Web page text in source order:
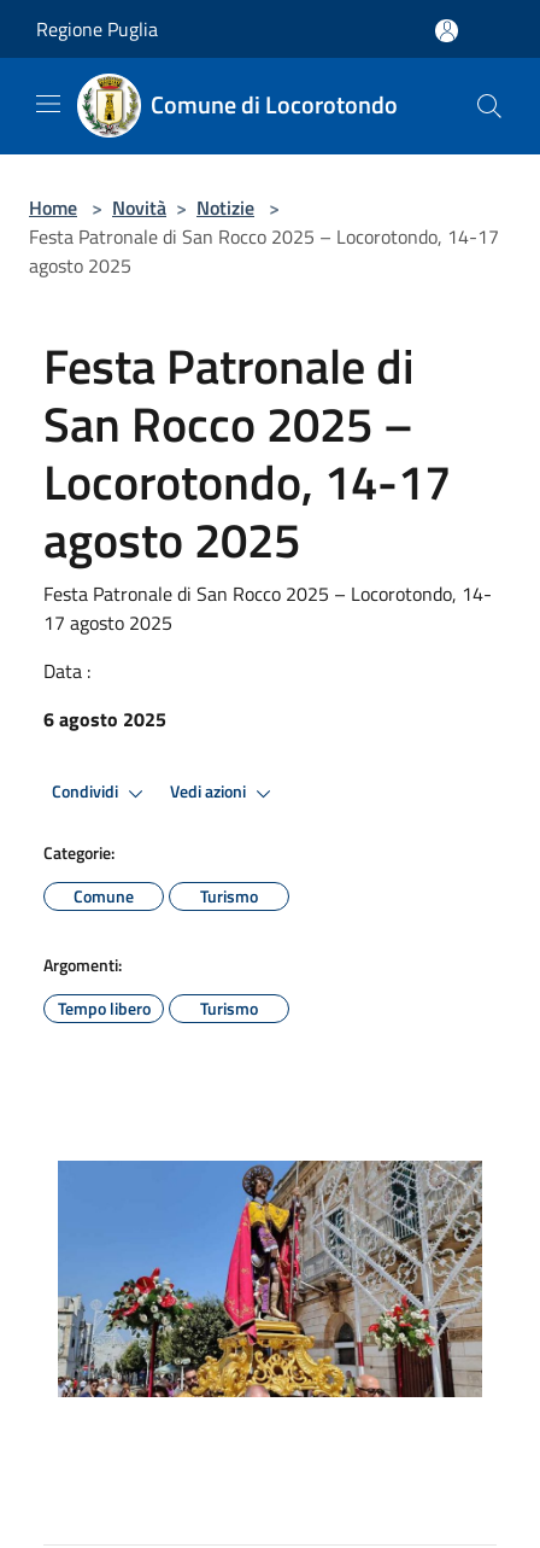
Regione Puglia
Comune di Locorotondo
Home > Novità > Notizie >
Festa Patronale di San Rocco 2025 – Locorotondo, 14-17
agosto 2025
Festa Patronale di
San Rocco 2025 –
Locorotondo, 14-17
agosto 2025
Festa Patronale di San Rocco 2025 – Locorotondo, 14-
17 agosto 2025
Data :
6 agosto 2025
Condividi Vedi azioni
Categorie:
Comune
Turismo
Argomenti:
Tempo libero
Turismo